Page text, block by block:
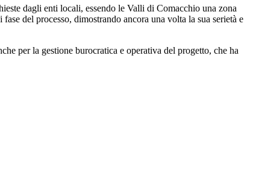
dagli enti locali, essendo le Valli di Comacchio una zona
del processo, dimostrando ancora una volta la sua serietà e
per la gestione burocratica e operativa del progetto, che ha